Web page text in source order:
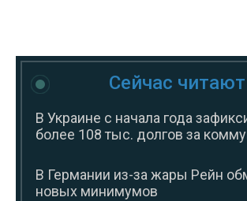
Сейчас читают
В Украине с начала года
более 108 тыс. долгов за
В Германии из-за жары Рейн
новых минимумов